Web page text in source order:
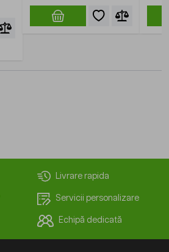
Livrare rapida
Servicii personalizare
Echipă dedicată